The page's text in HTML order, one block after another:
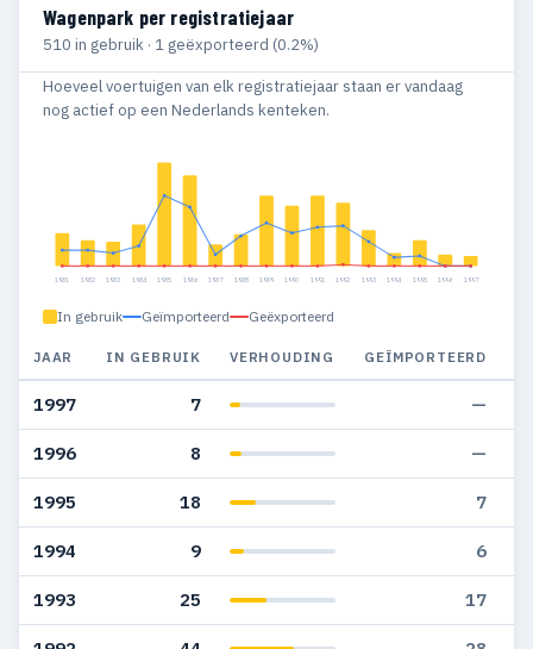
Wagenpark per registratiejaar
510 in gebruik · 1 geëxporteerd (0.2%)
Hoeveel voertuigen van elk registratiejaar staan er vandaag
nog actief op een Nederlands kenteken.
1981 1982 1983 1984 1985 1986 1987 1988 1989 1990 1991 1992 1993 1994 1995 1996 1997
In gebruik Geïmporteerd Geëxporteerd
JAAR IN GEBRUIK VERHOUDING GEÏMPORTEERD
1997 7 —
1996 8 —
1995 18 7
1994 9 6
1993 25 17